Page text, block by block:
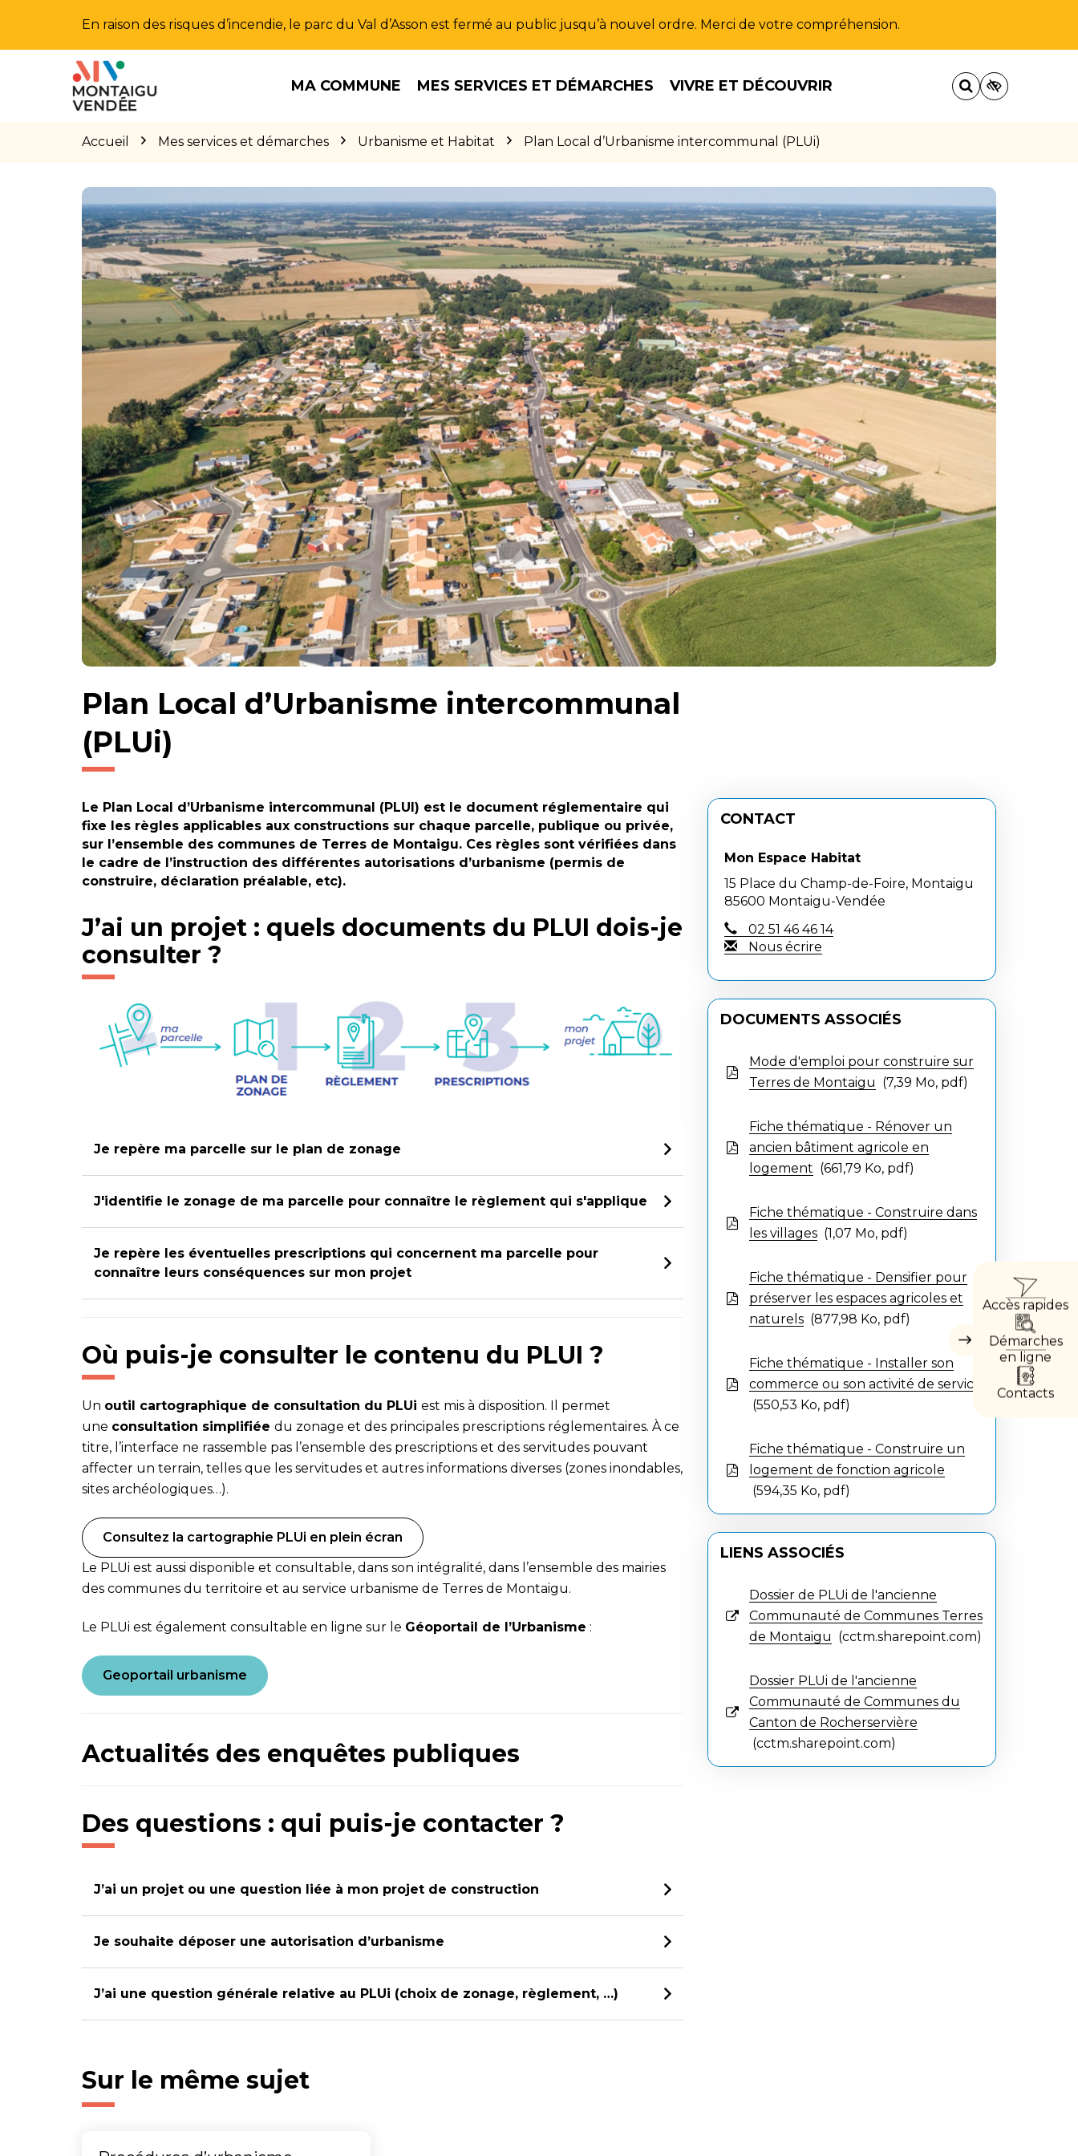
En raison des risques d’incendie, le parc du Val d’Asson est fermé au public jusqu’à nouvel ordre. Merci de votre compréhension.
MA COMMUNE MES SERVICES ET DÉMARCHES VIVRE ET DÉCOUVRIR
Accueil Mes services et démarches Urbanisme et Habitat Plan Local d’Urbanisme intercommunal (PLUi)
Masquer
directs
Accès rapides
Démarches
en ligne
Contacts
Plan Local d’Urbanisme intercommunal
(PLUi)
Le Plan Local d’Urbanisme intercommunal (PLUI) est le document réglementaire qui
fixe les règles applicables aux constructions sur chaque parcelle, publique ou privée,
sur l’ensemble des communes de Terres de Montaigu. Ces règles sont vérifiées dans
le cadre de l’instruction des différentes autorisations d’urbanisme (permis de
construire, déclaration préalable, etc).
J’ai un projet : quels documents du PLUI dois-je
consulter ?
Je repère ma parcelle sur le plan de zonage
J'identifie le zonage de ma parcelle pour connaître le règlement qui s'applique
Je repère les éventuelles prescriptions qui concernent ma parcelle pour
connaître leurs conséquences sur mon projet
Où puis-je consulter le contenu du PLUI ?
Un outil cartographique de consultation du PLUi est mis à disposition. Il permet
une consultation simplifiée du zonage et des principales prescriptions réglementaires. À ce
titre, l’interface ne rassemble pas l’ensemble des prescriptions et des servitudes pouvant
affecter un terrain, telles que les servitudes et autres informations diverses (zones inondables,
sites archéologiques…).
Consultez la cartographie PLUi en plein écran
Le PLUi est aussi disponible et consultable, dans son intégralité, dans l’ensemble des mairies
des communes du territoire et au service urbanisme de Terres de Montaigu.
Le PLUi est également consultable en ligne sur le Géoportail de l’Urbanisme :
Geoportail urbanisme
Actualités des enquêtes publiques
Des questions : qui puis-je contacter ?
J’ai un projet ou une question liée à mon projet de construction
Je souhaite déposer une autorisation d’urbanisme
J’ai une question générale relative au PLUi (choix de zonage, règlement, …)
CONTACT
Mon Espace Habitat
15 Place du Champ-de-Foire, Montaigu
85600 Montaigu-Vendée
02 51 46 46 14
Nous écrire
DOCUMENTS ASSOCIÉS
Mode d'emploi pour construire sur
Terres de Montaigu
7,39 Mo, pdf
Fiche thématique - Rénover un
ancien bâtiment agricole en
logement
661,79 Ko, pdf
Fiche thématique - Construire dans
les villages
1,07 Mo, pdf
Fiche thématique - Densifier pour
préserver les espaces agricoles et
naturels
877,98 Ko, pdf
Fiche thématique - Installer son
commerce ou son activité de service
550,53 Ko, pdf
Fiche thématique - Construire un
logement de fonction agricole
594,35 Ko, pdf
LIENS ASSOCIÉS
Dossier de PLUi de l'ancienne
Communauté de Communes Terres
de Montaigu
cctm.sharepoint.com
Dossier PLUi de l'ancienne
Communauté de Communes du
Canton de Rocherservière
cctm.sharepoint.com
Sur le même sujet